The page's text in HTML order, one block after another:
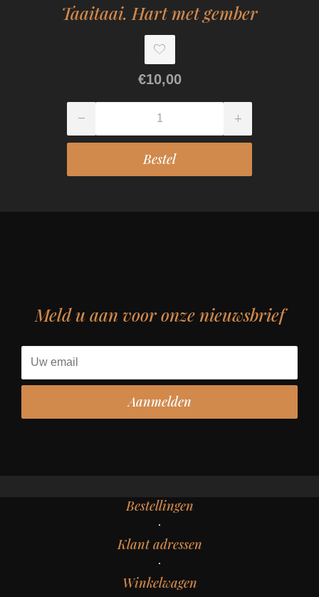
Taaitaai. Hart met gember
€10,00
Meld u aan voor onze nieuwsbrief
Bestellingen
Klant adressen
Winkelwagen